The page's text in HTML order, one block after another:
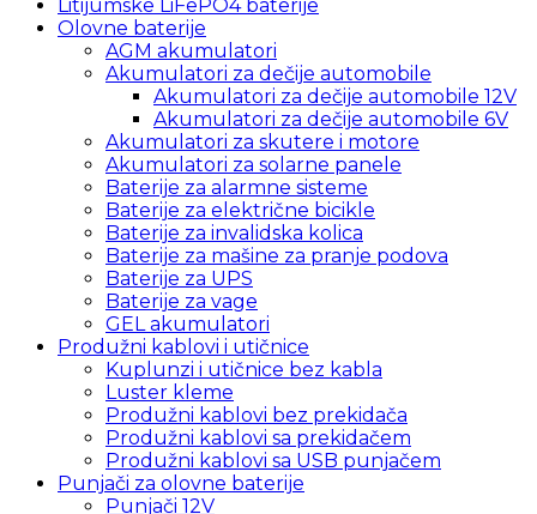
Litijumske LiFePO4 baterije
Olovne baterije
AGM akumulatori
Akumulatori za dečije automobile
Akumulatori za dečije automobile 12V
Akumulatori za dečije automobile 6V
Akumulatori za skutere i motore
Akumulatori za solarne panele
Baterije za alarmne sisteme
Baterije za električne bicikle
Baterije za invalidska kolica
Baterije za mašine za pranje podova
Baterije za UPS
Baterije za vage
GEL akumulatori
Produžni kablovi i utičnice
Kuplunzi i utičnice bez kabla
Luster kleme
Produžni kablovi bez prekidača
Produžni kablovi sa prekidačem
Produžni kablovi sa USB punjačem
Punjači za olovne baterije
Punjači 12V